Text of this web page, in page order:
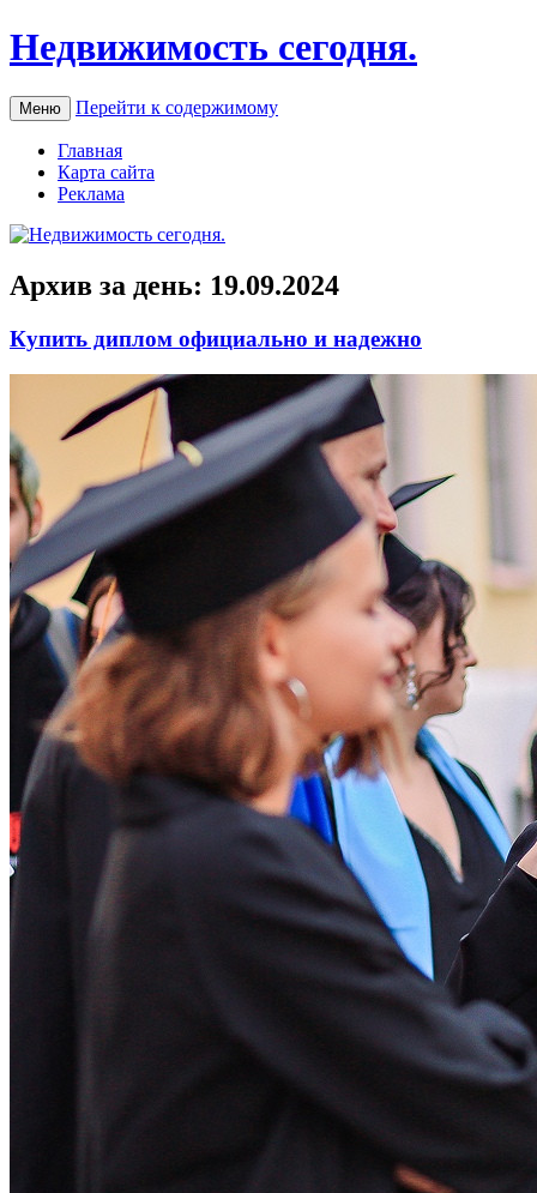
Недвижимость сегодня.
Меню Перейти к содержимому
Главная
Карта сайта
Реклама
Архив за день: 19.09.2024
Купить диплом официально и надежно